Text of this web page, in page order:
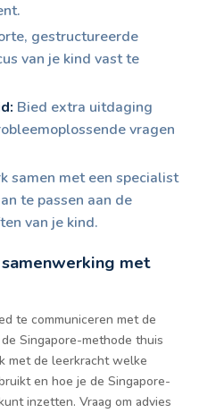
gestructureerde
van je kind vast te
Bied extra uitdaging
vragen
samen met een specialist
te passen aan de
van je kind.
met
te communiceren met de
Singapore-methode thuis
met de leerkracht welke
en hoe je de Singapore-
inzetten. Vraag om advies